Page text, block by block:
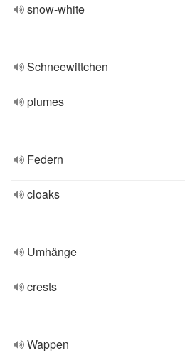
snow-white
Schneewittchen
plumes
Federn
cloaks
Umhänge
crests
Wappen